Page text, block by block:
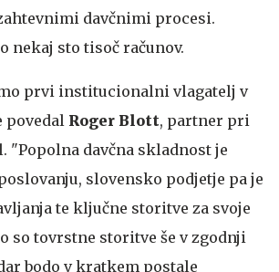
davčnimi procesi.
nekaj sto tisoč računov.
prvi institucionalni vlagatelj v
povedal Roger Blott, partner pri
"Popolna davčna skladnost je
slovensko podjetje pa je
te ključne storitve za svoje
so tovrstne storitve še v zgodnji
bodo v kratkem postale